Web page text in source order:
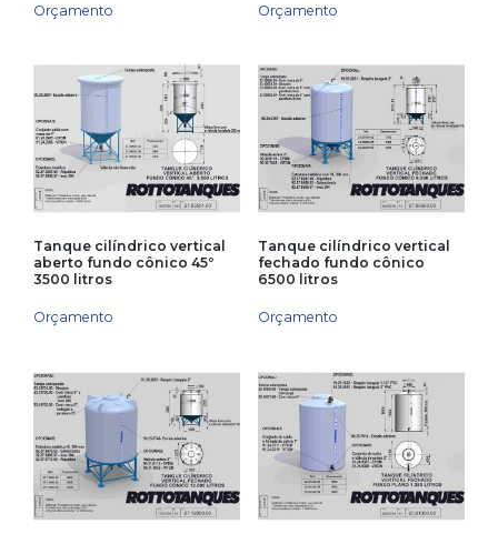
Orçamento Orçamento
Tanque cilíndrico vertical
aberto fundo cônico 45º
3500 litros
Orçamento
Tanque cilíndrico vertical
fechado fundo cônico
6500 litros
Orçamento